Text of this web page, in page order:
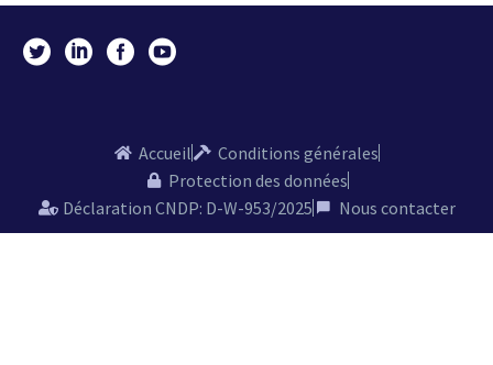
Accueil
Conditions générales
Protection des données
Déclaration CNDP: D-W-953/2025
Nous contacter